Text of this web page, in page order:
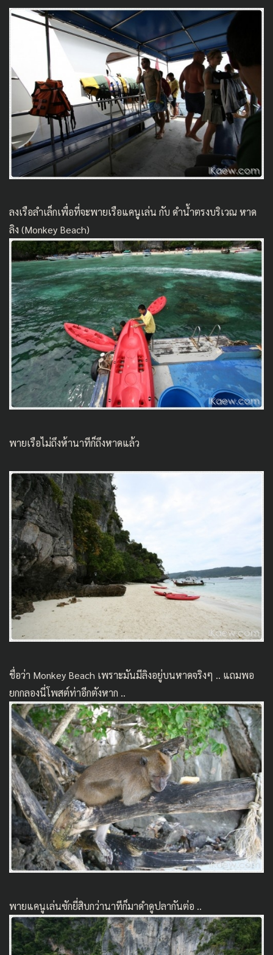
ลงเรือลำเล็กเพื่อที่จะพายเรือแคนูเล่น กับ ดำน้ำตรงบริเวณ หาด
ลิง (Monkey Beach)
พายเรือไม่ถึงห้านาทีก็ถึงหาดแล้ว
ชื่อว่า Monkey Beach เพราะมันมีลิงอยู่บนหาดจริงๆ .. แถมพอ
ยกกลองนี่โพสต์ท่าอีกตังหาก ..
พายแคนูเล่นซักยี่สิบกว่านาทีก็มาดำดูปลากันต่อ ..